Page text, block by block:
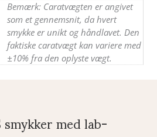
Bemærk: Caratvægten er angivet
som et gennemsnit, da hvert
smykke er unikt og håndlavet. Den
faktiske caratvægt kan variere med
±10% fra den oplyste vægt.
med lab-